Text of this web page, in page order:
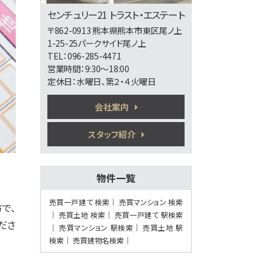
、
さ
第6位
3,498万円
4ＬＤＫ
熊本市健軍線 健軍町
第7位
4ＬＤＫ
健軍町駅
歩27分
5万円プレゼント実施中〈家電家具何でも
OK〉♪ …
4,198万円
4ＳＬＤＫ
健軍町駅
5万円プレゼント実施中〈家電家具何でも
OK〉♪ …
センチュリー21 トラスト・エステート
〒862-0913 熊本県熊本市東区尾ノ上
1-25-25パークサイド尾ノ上
TEL：096-285-4471
営業時間：9:30～18:00
定休日：水曜日、第２・４火曜日
会社案内
スタッフ紹介
物件一覧
売買一戸建て 検索
売買マンション 検索
売買土地 検索
売買一戸建て 駅検索
売買マンション 駅検索
売買土地 駅
検索
売買建物名検索